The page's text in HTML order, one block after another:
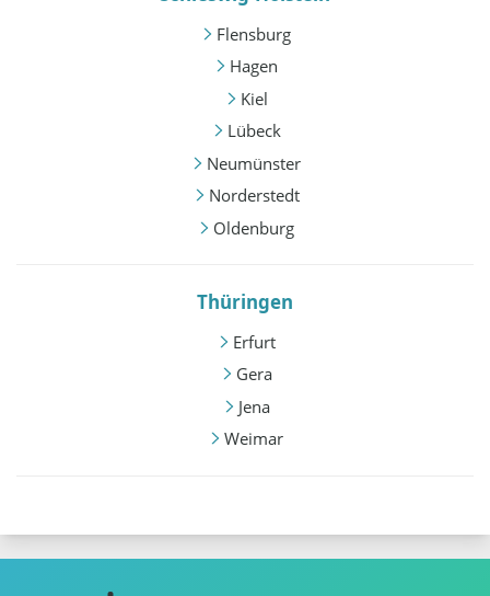
Flensburg
Hagen
Kiel
Lübeck
Neumünster
Norderstedt
Oldenburg
Thüringen
Erfurt
Gera
Jena
Weimar